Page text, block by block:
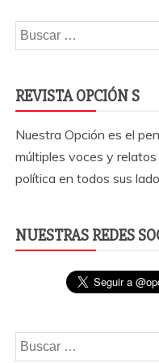
Buscar:
REVISTA OPCIÓN S
Nuestra Opción es el
múltiples voces y
política en todos sus
NUESTRAS REDES
Buscar: